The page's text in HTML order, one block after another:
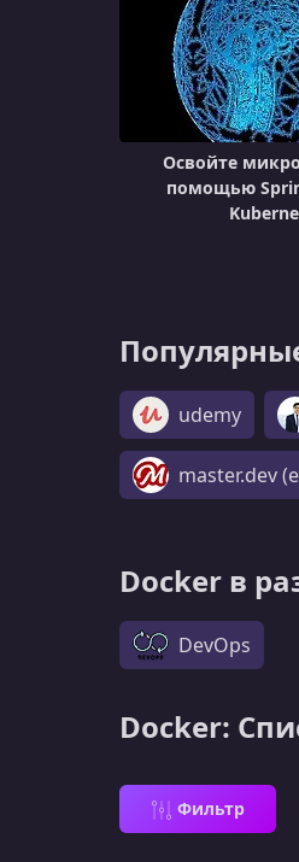
Освойте
помощью
udemy
master.dev
Docker в
DevOps
Docker:
Фильтр